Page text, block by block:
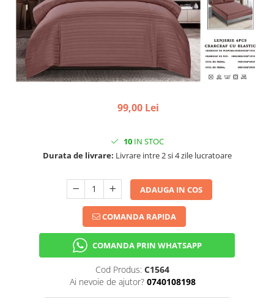
99,00 Lei
10IN STOC
Durata de livrare: Livrare intre 2 si 4 zile lucratoare
ADAUGA IN COS
COMANDA RAPIDA
COMANDA PRIN WHATSAPP
Cod Produs: C1564
Ai nevoie de ajutor? 0740108198